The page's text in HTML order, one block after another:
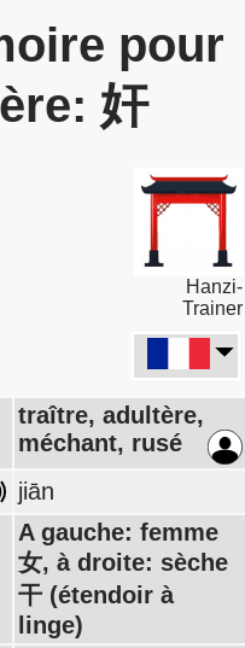
pour
奸
Hanzi-
Trainer
traître, adultère,
méchant, rusé
jiān
A gauche: femme
女, à droite: sèche
干 (étendoir à
linge)